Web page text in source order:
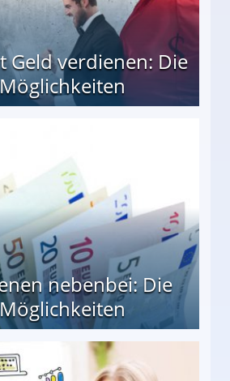
Geld verdienen: Die
nebenbei: Die